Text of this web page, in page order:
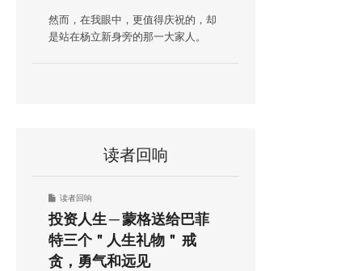
然而，在我眼中，更值得庆祝的，却
是站在杨立新身旁的那一大家人。
读者回响
读者回响
投资人生 ─ 蒙格送给巴菲
特三个＂人生礼物＂ 戒
贪，勇气和远见